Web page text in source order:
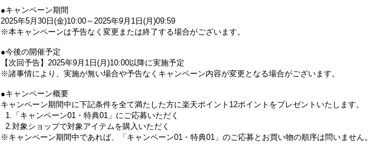
●キャンペーン期間
2025年5月30日(金)10:00～2025年9月1日(月)09:59
※本キャンペーンは予告なく変更または終了する場合がございます。
●今後の開催予定
【次回予告】2025年9月1日(月)10:00以降に実施予定
※諸事情により、実施が無い場合や予告なくキャンペーン内容が変更となる場合がございます。
●キャンペーン概要
キャンペーン期間中に下記条件を全て満たした方に楽天ポイント12ポイントをプレゼントいたします。
1.「キャンペーン01・特典01」にご応募いただく
2.対象ショップで対象アイテムを購入いただく
※キャンペーン期間中であれば、「キャンペーン01・特典01」のご応募とお買い物の順序は問いません。